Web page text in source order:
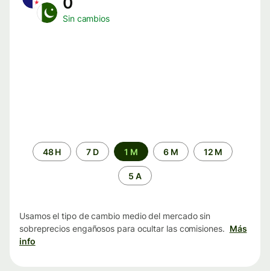
Sin cambios
Periodo48 H 7 D 1 M 6 M 12 M
5 A
Usamos el tipo de cambio medio del mercado sin
sobreprecios engañosos para ocultar las comisiones. Más
info